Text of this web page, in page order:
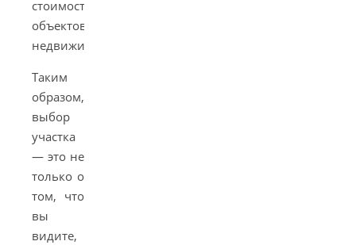
стоимость
объектов
недвижимости.
Таким
образом,
выбор
участка
— это не
только о
том, что
вы
видите,